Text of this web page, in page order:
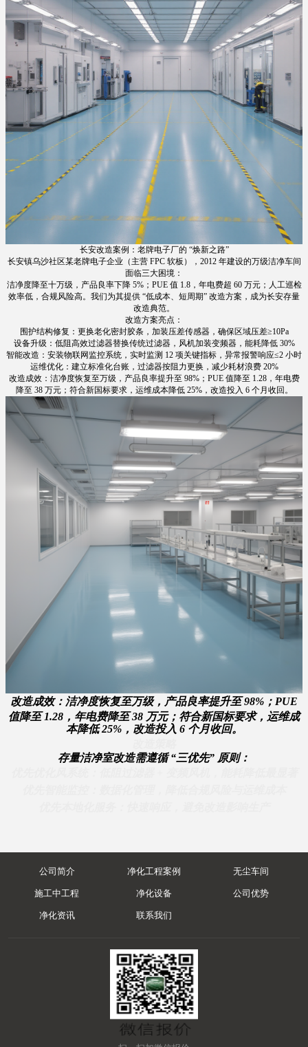
长安改造案例：老牌电子厂的 “焕新之路”
长安镇乌沙社区某老牌电子企业（主营 FPC 软板），2012 年建设的万级洁净车间
面临三大困境：
洁净度降至十万级，产品良率下降 5%；PUE 值 1.8，年电费超 60 万元；人工巡检
效率低，合规风险高。我们为其提供 “低成本、短周期” 改造方案，成为长安存量
改造典范。
改造方案亮点：
围护结构修复：更换老化密封胶条，加装压差传感器，确保区域压差≥10Pa
设备升级：低阻高效过滤器替换传统过滤器，风机加装变频器，能耗降低 30%
智能改造：安装物联网监控系统，实时监测 12 项关键指标，异常报警响应≤2 小时
运维优化：建立标准化台账，过滤器按阻力更换，减少耗材浪费 20%
改造成效：洁净度恢复至万级，产品良率提升至 98%；PUE 值降至 1.28，年电费
降至 38 万元；符合新国标要求，运维成本降低 25%，改造投入 6 个月收回。
改造成效：洁净度恢复至万级，产品良率提升至 98%；PUE
值降至 1.28，年电费降至 38 万元；符合新国标要求，运维成
本降低 25%，改造投入 6 个月收回。
存量洁净室改造需遵循 “三优先” 原则：
公司简介 净化工程案例 无尘车间
施工中工程 净化设备 公司优势
净化资讯 联系我们